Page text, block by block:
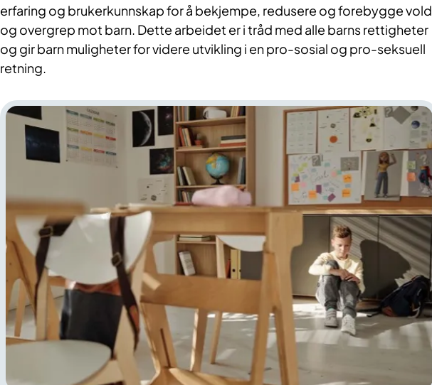
erfaring og brukerkunnskap for å bekjempe, redusere og forebygge vold
og overgrep mot barn. Dette arbeidet er i tråd med alle barns rettigheter
og gir barn muligheter for videre utvikling i en pro-sosial og pro-seksuell
retning.